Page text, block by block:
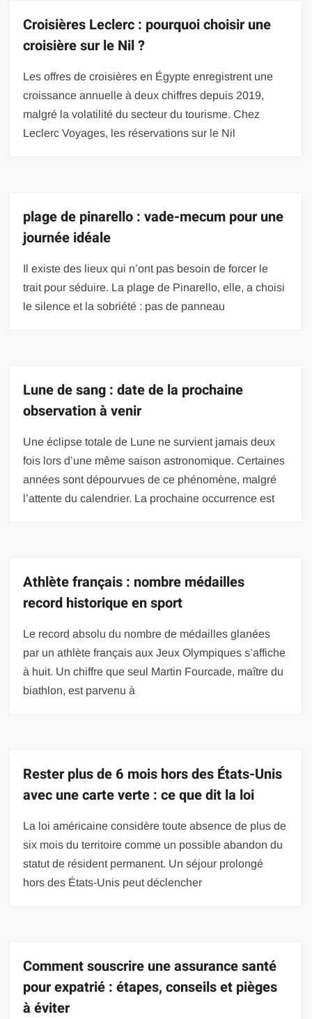
Croisières Leclerc : pourquoi choisir une
croisière sur le Nil ?
Les offres de croisières en Égypte enregistrent une
croissance annuelle à deux chiffres depuis 2019,
malgré la volatilité du secteur du tourisme. Chez
Leclerc Voyages, les réservations sur le Nil
plage de pinarello : vade-mecum pour une
journée idéale
Il existe des lieux qui n’ont pas besoin de forcer le
trait pour séduire. La plage de Pinarello, elle, a choisi
le silence et la sobriété : pas de panneau
Lune de sang : date de la prochaine
observation à venir
Une éclipse totale de Lune ne survient jamais deux
fois lors d’une même saison astronomique. Certaines
années sont dépourvues de ce phénomène, malgré
l’attente du calendrier. La prochaine occurrence est
Athlète français : nombre médailles
record historique en sport
Le record absolu du nombre de médailles glanées
par un athlète français aux Jeux Olympiques s’affiche
à huit. Un chiffre que seul Martin Fourcade, maître du
biathlon, est parvenu à
Rester plus de 6 mois hors des États-Unis
avec une carte verte : ce que dit la loi
La loi américaine considère toute absence de plus de
six mois du territoire comme un possible abandon du
statut de résident permanent. Un séjour prolongé
hors des États-Unis peut déclencher
Comment souscrire une assurance santé
pour expatrié : étapes, conseils et pièges
à éviter